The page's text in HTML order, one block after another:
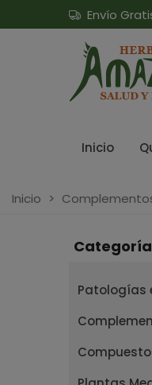
Envío
Inicio
Inicio >
Patologías